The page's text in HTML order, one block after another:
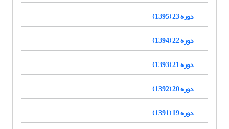
دوره 23 (1395)
دوره 22 (1394)
دوره 21 (1393)
دوره 20 (1392)
دوره 19 (1391)